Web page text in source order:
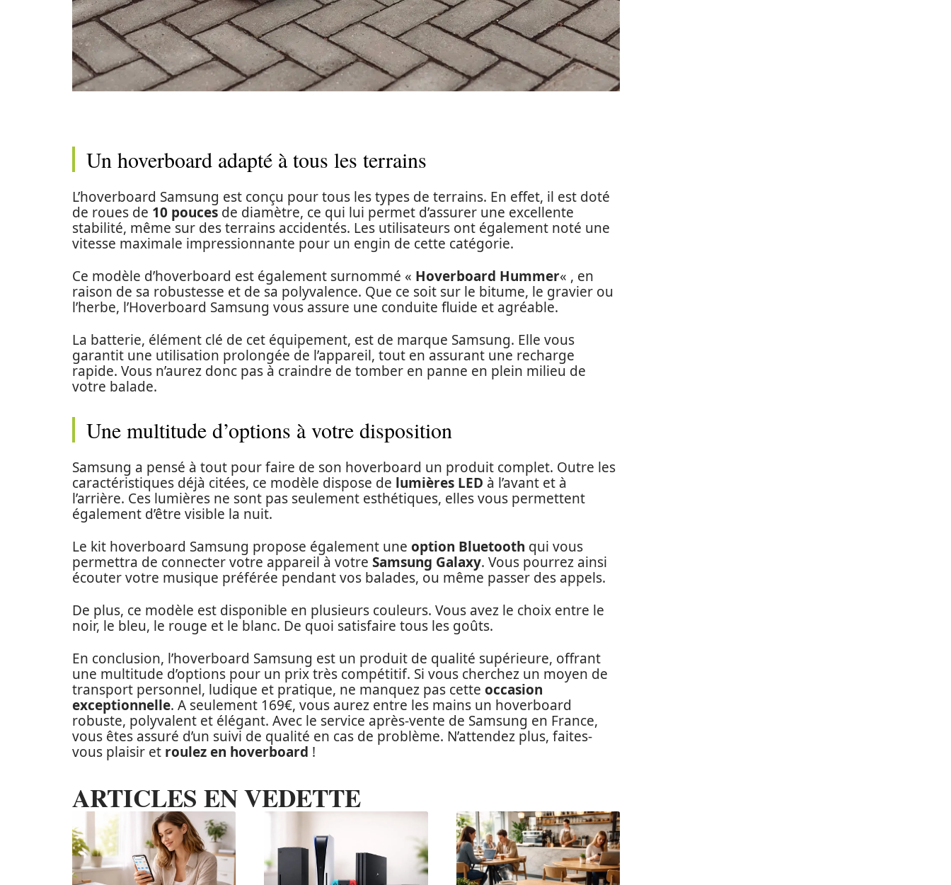
Un hoverboard adapté à tous les terrains
L’hoverboard Samsung est conçu pour tous les types de terrains. En effet, il est doté
de roues de 10 pouces de diamètre, ce qui lui permet d’assurer une excellente
stabilité, même sur des terrains accidentés. Les utilisateurs ont également noté une
vitesse maximale impressionnante pour un engin de cette catégorie.
Ce modèle d’hoverboard est également surnommé « Hoverboard Hummer« , en
raison de sa robustesse et de sa polyvalence. Que ce soit sur le bitume, le gravier ou
l’herbe, l’Hoverboard Samsung vous assure une conduite fluide et agréable.
La batterie, élément clé de cet équipement, est de marque Samsung. Elle vous
garantit une utilisation prolongée de l’appareil, tout en assurant une recharge
rapide. Vous n’aurez donc pas à craindre de tomber en panne en plein milieu de
votre balade.
Une multitude d’options à votre disposition
Samsung a pensé à tout pour faire de son hoverboard un produit complet. Outre les
caractéristiques déjà citées, ce modèle dispose de lumières LED à l’avant et à
l’arrière. Ces lumières ne sont pas seulement esthétiques, elles vous permettent
également d’être visible la nuit.
Le kit hoverboard Samsung propose également une option Bluetooth qui vous
permettra de connecter votre appareil à votre Samsung Galaxy. Vous pourrez ainsi
écouter votre musique préférée pendant vos balades, ou même passer des appels.
De plus, ce modèle est disponible en plusieurs couleurs. Vous avez le choix entre le
noir, le bleu, le rouge et le blanc. De quoi satisfaire tous les goûts.
En conclusion, l’hoverboard Samsung est un produit de qualité supérieure, offrant
une multitude d’options pour un prix très compétitif. Si vous cherchez un moyen de
transport personnel, ludique et pratique, ne manquez pas cette occasion
exceptionnelle. A seulement 169€, vous aurez entre les mains un hoverboard
robuste, polyvalent et élégant. Avec le service après-vente de Samsung en France,
vous êtes assuré d’un suivi de qualité en cas de problème. N’attendez plus, faites-
vous plaisir et roulez en hoverboard !
ARTICLES EN VEDETTE